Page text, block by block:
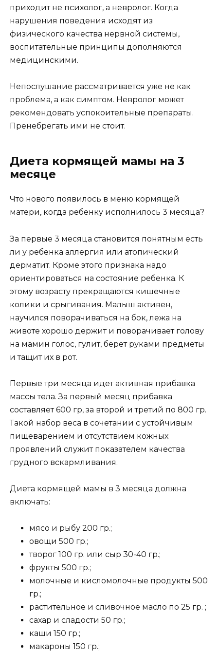
приходит не психолог, а невролог. Когда
нарушения поведения исходят из
физического качества нервной системы,
воспитательные принципы дополняются
медицинскими.
Непослушание рассматривается уже не как
проблема, а как симптом. Невролог может
рекомендовать успокоительные препараты.
Пренебрегать ими не стоит.
Диета кормящей мамы на 3
месяце
Что нового появилось в меню кормящей
матери, когда ребенку исполнилось 3 месяца?
За первые 3 месяца становится понятным есть
ли у ребенка аллергия или атопический
дерматит. Кроме этого признака надо
ориентироваться на состояние ребенка. К
этому возрасту прекращаются кишечные
колики и срыгивания. Малыш активен,
научился поворачиваться на бок, лежа на
животе хорошо держит и поворачивает голову
на мамин голос, гулит, берет руками предметы
и тащит их в рот.
Первые три месяца идет активная прибавка
массы тела. За первый месяц прибавка
составляет 600 гр, за второй и третий по 800 гр.
Такой набор веса в сочетании с устойчивым
пищеварением и отсутствием кожных
проявлений служит показателем качества
грудного вскармливания.
Диета кормящей мамы в 3 месяца должна
включать:
мясо и рыбу 200 гр.;
овощи 500 гр.;
творог 100 гр. или сыр 30-40 гр.;
фрукты 500 гр.;
молочные и кисломолочные продукты 500
гр.;
растительное и сливочное масло по 25 гр. ;
сахар и сладости 50 гр.;
каши 150 гр.;
макароны 150 гр.;